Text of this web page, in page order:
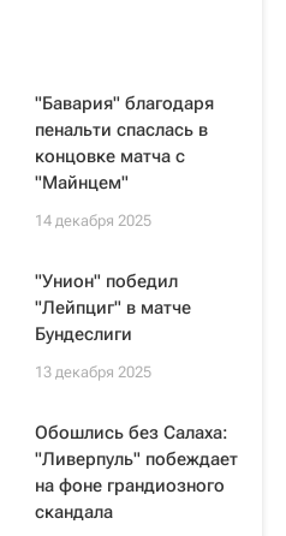
"Бавария" благодаря
пенальти спаслась в
концовке матча с
"Майнцем"
14 декабря 2025
"Унион" победил
"Лейпциг" в матче
Бундеслиги
13 декабря 2025
Обошлись без Салаха:
"Ливерпуль" побеждает
на фоне грандиозного
скандала